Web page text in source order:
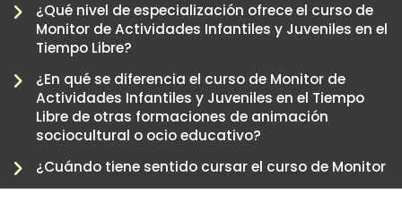
¿Qué nivel de especialización ofrece el curso de
Monitor de Actividades Infantiles y Juveniles en el
Tiempo Libre?
¿En qué se diferencia el curso de Monitor de
Actividades Infantiles y Juveniles en el Tiempo
Libre de otras formaciones de animación
sociocultural o ocio educativo?
¿Cuándo tiene sentido cursar el curso de Monitor
de Actividades Infantiles y Juveniles en el Tiempo